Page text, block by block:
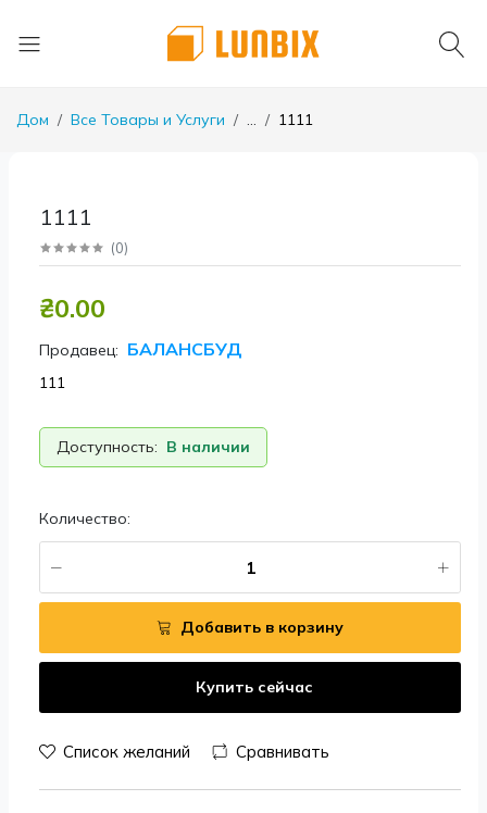
Дом Все Товары и Услуги ... 1111
1111
(0)
₴0.00
Продавец: БАЛАНСБУД
111
Доступность: В наличии
Количество:
Добавить в корзину
Купить сейчас
Список желаний Сравнивать